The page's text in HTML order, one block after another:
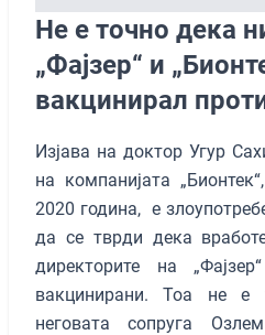
Не е точно дека
„Фајзер“ и
вакцинирал
Изјава на доктор Угур
на компанијата
2020 година, е
да се тврди дека
директорите на
вакцинирани. Тоа не е
неговата сопруга